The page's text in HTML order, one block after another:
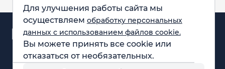
Для улучшения работы сайта мы
осуществляем обработку персональных
данных с использованием файлов cookie.
Вы можете принять все cookie или
отказаться от необязательных.
Обращаем внимание:
Аналитика и
новости
Карта рынка
Компании